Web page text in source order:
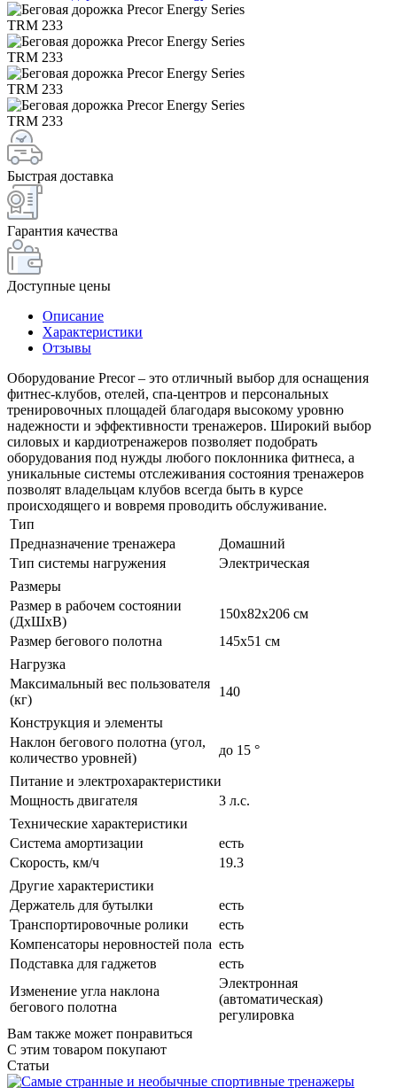
Быстрая доставка
Гарантия качества
Доступные цены
Описание
Характеристики
Отзывы
Оборудование Precor – это отличный выбор для оснащения
фитнес-клубов, отелей, спа-центров и персональных
тренировочных площадей благодаря высокому уровню
надежности и эффективности тренажеров. Широкий выбор
силовых и кардиотренажеров позволяет подобрать
оборудования под нужды любого поклонника фитнеса, а
уникальные системы отслеживания состояния тренажеров
позволят владельцам клубов всегда быть в курсе
происходящего и вовремя проводить обслуживание.
Тип
Предназначение тренажера
Домашний
Тип системы нагружения
Электрическая
Размеры
Размер в рабочем состоянии
(ДxШxВ)
150x82x206 см
Размер бегового полотна
145x51 см
Нагрузка
Максимальный вес пользователя
(кг)
140
Конструкция и элементы
Наклон бегового полотна (угол,
количество уровней)
до 15 °
Питание и электрохарактеристики
Мощность двигателя
3 л.с.
Технические характеристики
Система амортизации
есть
Скорость, км/ч
19.3
Другие характеристики
Держатель для бутылки
есть
Транспортировочные ролики
есть
Компенсаторы неровностей пола есть
Подставка для гаджетов
есть
Изменение угла наклона
бегового полотна
Электронная
(автоматическая)
регулировка
Вам также может понравиться
С этим товаром покупают
Статьи